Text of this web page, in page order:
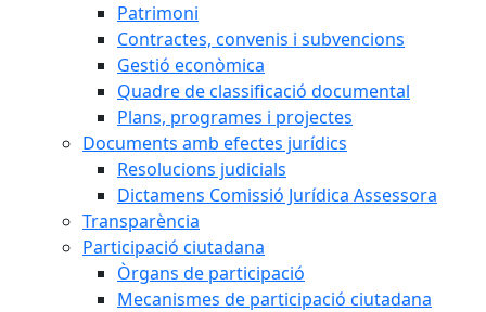
Patrimoni
Contractes, convenis i subvencions
Gestió econòmica
Quadre de classificació documental
Plans, programes i projectes
Documents amb efectes jurídics
Resolucions judicials
Dictamens Comissió Jurídica Assessora
Transparència
Participació ciutadana
Òrgans de participació
Mecanismes de participació ciutadana